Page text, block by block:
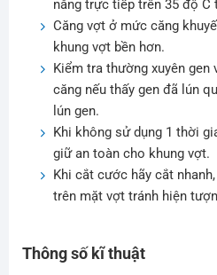
nắng trực tiếp trên 35 độ C
Căng vợt ở mức căng
khung vợt bền hơn.
Kiểm tra thường xuyên gen
căng nếu thấy gen đã lún
lún gen.
Khi không sử dụng 1 thời
giữ an toàn cho khung vợt.
Khi cắt cước hãy cắt
trên mặt vợt tránh hiện
Thông số kĩ thuật